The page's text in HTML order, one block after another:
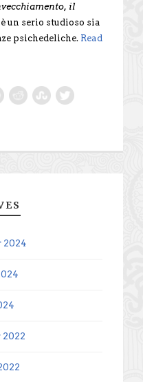
il
è un serio studioso sia
psichedeliche. Read
2024
2022